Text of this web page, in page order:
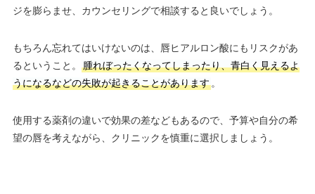
ジを膨らませ、カウンセリングで相談すると良いでしょう。
もちろん忘れてはいけないのは、唇ヒアルロン酸にもリスクがあ
るということ。
腫れぼったくなってしまったり、青白く見えるよ
うになるなどの失敗が起きることがあります。
使用する薬剤の違いで効果の差などもあるので、予算や自分の希
望の唇を考えながら、クリニックを慎重に選択しましょう。